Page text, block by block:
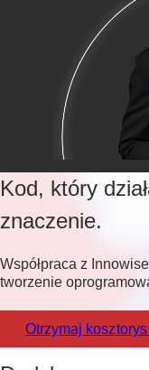
Kod, który
znaczenie.
Współpraca z
tworzenie
Otrzymaj